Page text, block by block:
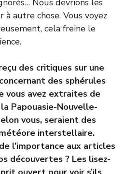
à autre chose. Vous voyez
cela freine le
des critiques sur une
des sphérules
vous avez extraites de
la Papouasie-Nouvelle-
vous, seraient des
météore interstellaire.
l’importance aux articles
découvertes ? Les lisez-